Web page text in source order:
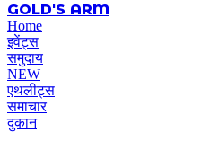
GOLD'S ARM
Home
इवेंट्स
समुदाय
NEW
एथलीट्स
समाचार
दुकान